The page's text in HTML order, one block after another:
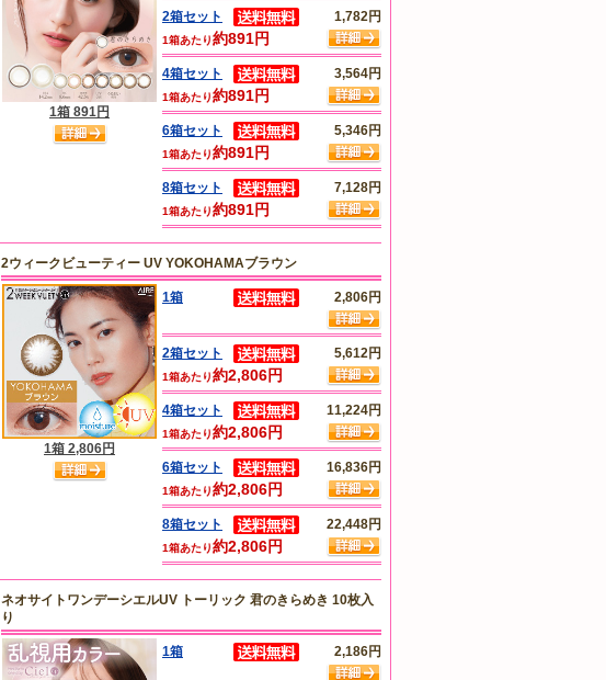
1箱 891円
2箱セット 1,782円
1箱あたり約891円
4箱セット 3,564円
1箱あたり約891円
6箱セット 5,346円
1箱あたり約891円
8箱セット 7,128円
1箱あたり約891円
2ウィークビューティー UV YOKOHAMAブラウン
1箱 2,806円
1箱 2,806円
2箱セット 5,612円
1箱あたり約2,806円
4箱セット 11,224円
1箱あたり約2,806円
6箱セット 16,836円
1箱あたり約2,806円
8箱セット 22,448円
1箱あたり約2,806円
ネオサイトワンデーシエルUV トーリック 君のきらめき 10枚入
り
1箱 2,186円